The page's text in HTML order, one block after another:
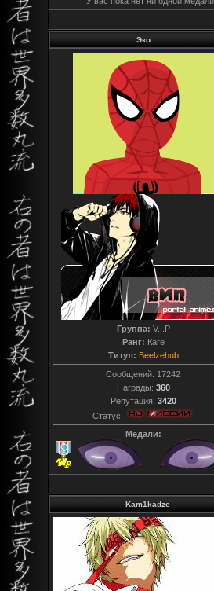
Эко
Группа: V.I.P
Ранг: Каге
Титул: Beelzebub
Сообщений: 17242
Награды: 360
Репутация: 3420
Статус:
Медали:
Kam1kadze